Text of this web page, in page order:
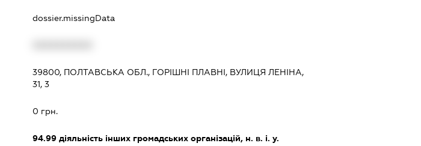
dossier.missingData
39800, ПОЛТАВСЬКА ОБЛ., ГОРІШНІ ПЛАВНІ, ВУЛИЦЯ ЛЕНІНА,
31, 3
0 грн.
94.99діяльність інших громадських організацій, н. в. і. у.